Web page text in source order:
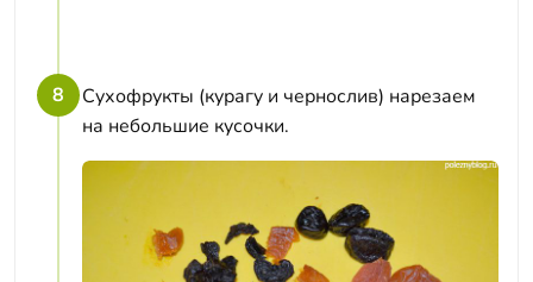
8
Сухофрукты (курагу и чернослив) нарезаем
на небольшие кусочки.